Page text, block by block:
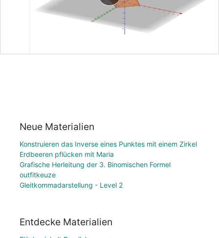
Neue Materialien
Konstruieren das Inverse eines Punktes mit einem Zirkel
Erdbeeren pflücken mit Maria
Grafische Herleitung der 3. Binomischen Formel
outfitkeuze
Gleitkommadarstellung - Level 2
Entdecke Materialien